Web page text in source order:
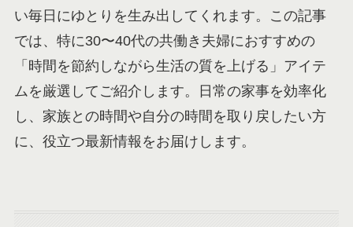
い毎日にゆとりを生み出してくれます。この記事
では、特に30〜40代の共働き夫婦におすすめの
「時間を節約しながら生活の質を上げる」アイテ
ムを厳選してご紹介します。日常の家事を効率化
し、家族との時間や自分の時間を取り戻したい方
に、役立つ最新情報をお届けします。